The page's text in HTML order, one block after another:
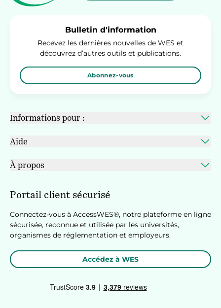
Bulletin d'information
Recevez les dernières nouvelles de WES et
découvrez d’autres outils et publications.
Abonnez-vous
Informations pour :
Aide
À propos
Portail client sécurisé
Connectez-vous à AccessWES®, notre plateforme en ligne
sécurisée, reconnue et utilisée par les universités,
organismes de réglementation et employeurs.
Accédez à WES